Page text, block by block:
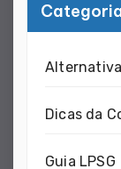
Dicas da
Guia LPSG